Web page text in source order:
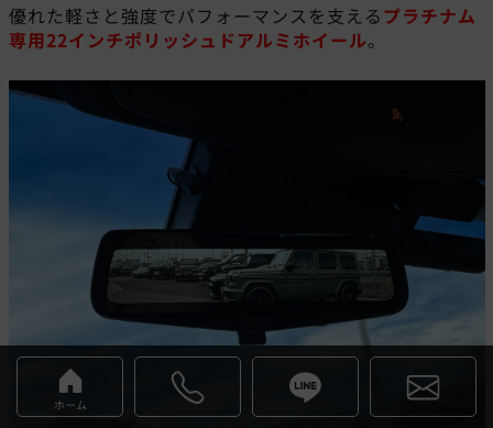
ホーム
優れた軽さと強度でパフォーマンスを支えるプラチナム
専用22インチポリッシュドアルミホイール。